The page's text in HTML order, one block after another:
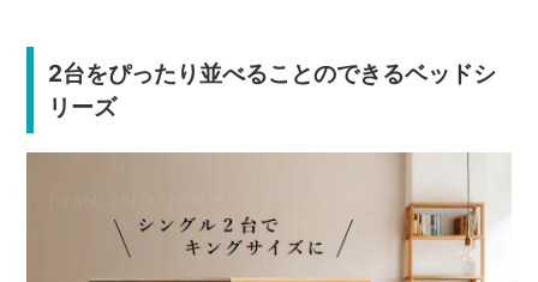
2台をぴったり並べることのできるベッドシ
リーズ